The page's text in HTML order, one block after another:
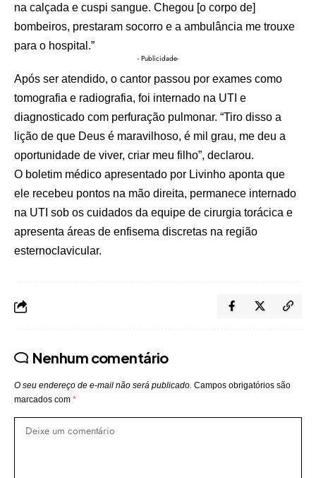
na calçada e cuspi sangue. Chegou [o corpo de]
bombeiros, prestaram socorro e a ambulância me trouxe
para o hospital.”
- Publicidade-
Após ser atendido, o cantor passou por exames como
tomografia e radiografia, foi internado na UTI e
diagnosticado com perfuração pulmonar. “Tiro disso a
lição de que Deus é maravilhoso, é mil grau, me deu a
oportunidade de viver, criar meu filho”, declarou.
O boletim médico apresentado por Livinho aponta que
ele recebeu pontos na mão direita, permanece internado
na UTI sob os cuidados da equipe de cirurgia torácica e
apresenta áreas de enfisema discretas na região
esternoclavicular.
Nenhum comentário
O seu endereço de e-mail não será publicado. Campos obrigatórios são
marcados com *